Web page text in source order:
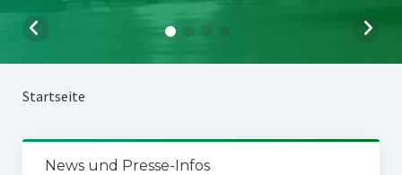
Startseite
News und Presse-Infos